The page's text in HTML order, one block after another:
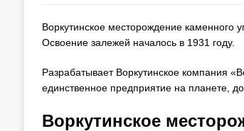
Воркутинское месторождение каменного
Освоение залежей началось в 1931 году.
Разрабатывает Воркутинское компания
единственное предприятие на планете,
Воркутинское